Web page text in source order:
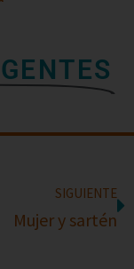
SIGUIENTE
Mujer y sartén